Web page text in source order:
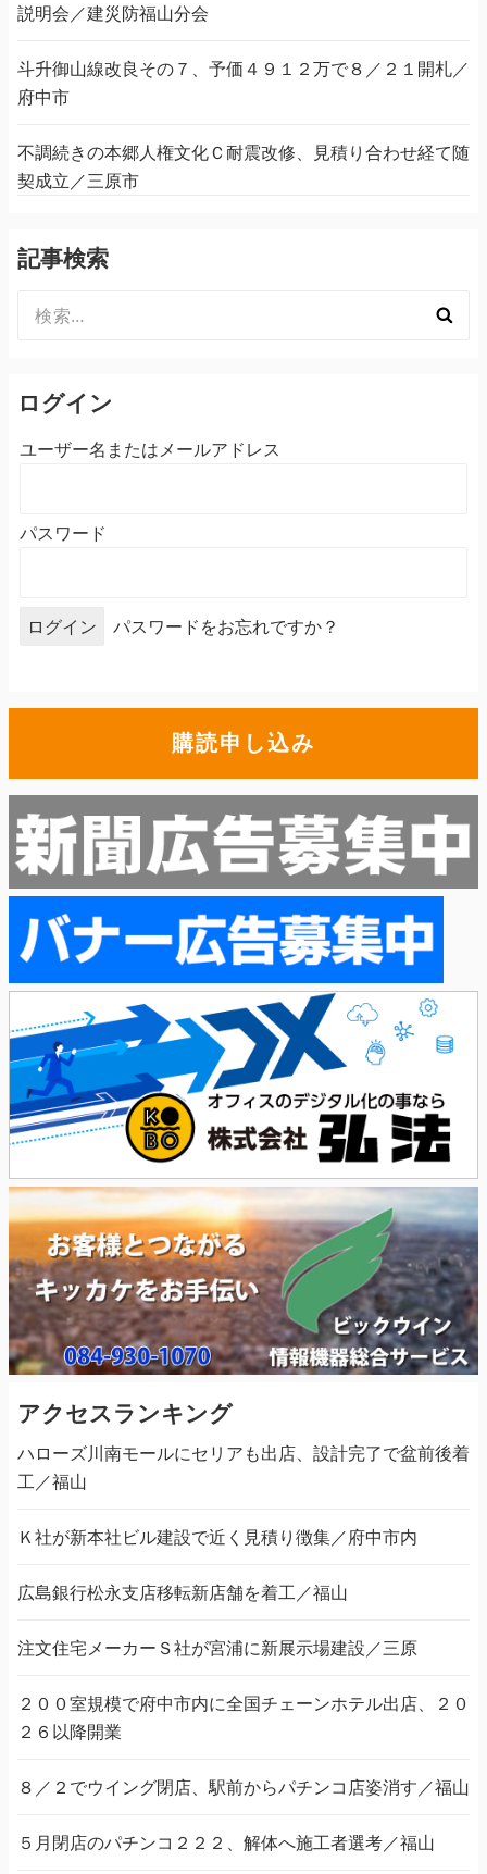
説明会／建災防福山分会
斗升御山線改良その７、予価４９１２万で８／２１開札／
府中市
不調続きの本郷人権文化Ｃ耐震改修、見積り合わせ経て随
契成立／三原市
記事検索
索:
ログイン
ユーザー名またはメールアドレス
パスワード
パスワードをお忘れですか？
購読申し込み
アクセスランキング
ハローズ川南モールにセリアも出店、設計完了で盆前後着
工／福山
Ｋ社が新本社ビル建設で近く見積り徴集／府中市内
広島銀行松永支店移転新店舗を着工／福山
注文住宅メーカーＳ社が宮浦に新展示場建設／三原
２００室規模で府中市内に全国チェーンホテル出店、２０
２６以降開業
８／２でウイング閉店、駅前からパチンコ店姿消す／福山
５月閉店のパチンコ２２２、解体へ施工者選考／福山